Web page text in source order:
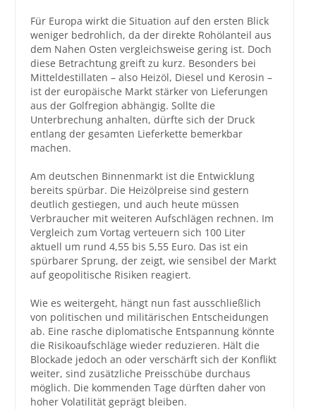
Für Europa wirkt die Situation auf den ersten Blick
weniger bedrohlich, da der direkte Rohölanteil aus
dem Nahen Osten vergleichsweise gering ist. Doch
diese Betrachtung greift zu kurz. Besonders bei
Mitteldestillaten – also Heizöl, Diesel und Kerosin –
ist der europäische Markt stärker von Lieferungen
aus der Golfregion abhängig. Sollte die
Unterbrechung anhalten, dürfte sich der Druck
entlang der gesamten Lieferkette bemerkbar
machen.
Am deutschen Binnenmarkt ist die Entwicklung
bereits spürbar. Die Heizölpreise sind gestern
deutlich gestiegen, und auch heute müssen
Verbraucher mit weiteren Aufschlägen rechnen. Im
Vergleich zum Vortag verteuern sich 100 Liter
aktuell um rund 4,55 bis 5,55 Euro. Das ist ein
spürbarer Sprung, der zeigt, wie sensibel der Markt
auf geopolitische Risiken reagiert.
Wie es weitergeht, hängt nun fast ausschließlich
von politischen und militärischen Entscheidungen
ab. Eine rasche diplomatische Entspannung könnte
die Risikoaufschläge wieder reduzieren. Hält die
Blockade jedoch an oder verschärft sich der Konflikt
weiter, sind zusätzliche Preisschübe durchaus
möglich. Die kommenden Tage dürften daher von
hoher Volatilität geprägt bleiben.